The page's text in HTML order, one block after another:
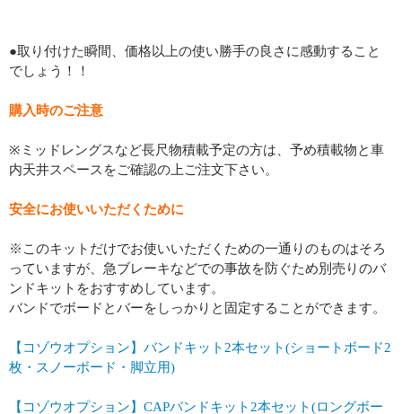
●取り付けた瞬間、価格以上の使い勝手の良さに感動すること
でしょう！！
購入時のご注意
※ミッドレングスなど長尺物積載予定の方は、予め積載物と車
内天井スペースをご確認の上ご注文下さい。
安全にお使いいただくために
※このキットだけでお使いいただくための一通りのものはそろ
っていますが、急ブレーキなどでの事故を防ぐため別売りのバ
ンドキットをおすすめしています。
バンドでボードとバーをしっかりと固定することができます。
【コゾウオプション】バンドキット2本セット(ショートボード2
枚・スノーボード・脚立用)
【コゾウオプション】CAPバンドキット2本セット(ロングボー